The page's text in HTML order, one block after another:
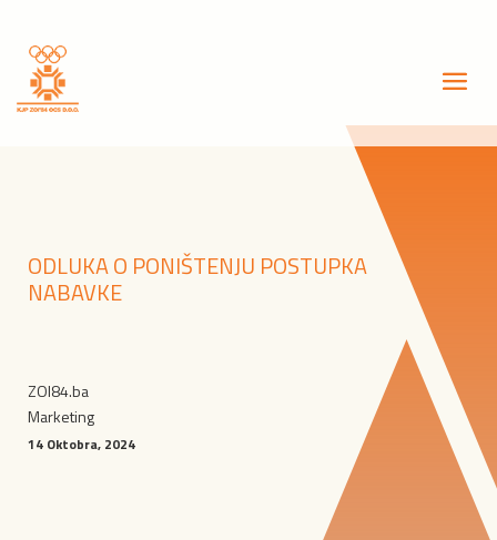
ODLUKA O PONIŠTENJU POSTUPKA
NABAVKE
ZOI84.ba
Marketing
14 Oktobra, 2024